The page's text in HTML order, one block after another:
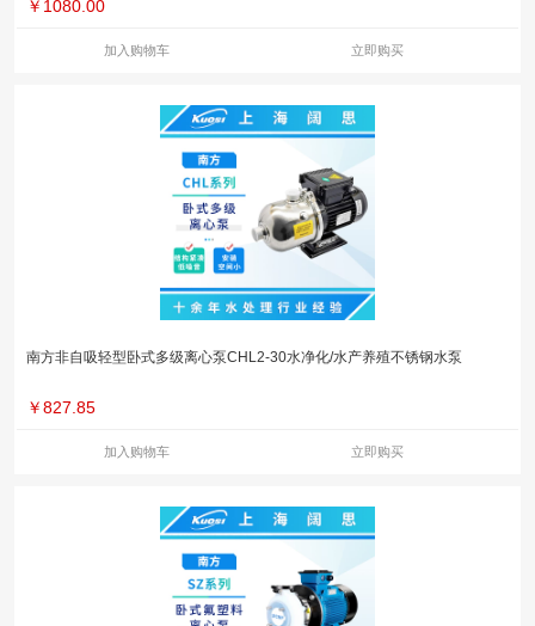
￥ 1080.00
加入购物车 立即购买
南方非自吸轻型卧式多级离心泵CHL2-30水净化/水产养殖不锈钢水泵
￥827.85
加入购物车 立即购买